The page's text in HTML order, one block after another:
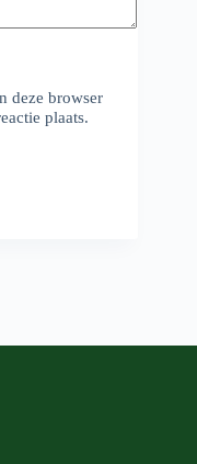
deze browser
plaats.